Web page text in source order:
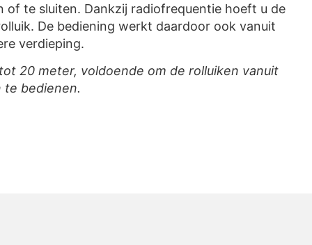
te sluiten. Dankzij radiofrequentie hoeft u de
De bediening werkt daardoor ook vanuit
verdieping.
20 meter, voldoende om de rolluiken vanuit
te bedienen.